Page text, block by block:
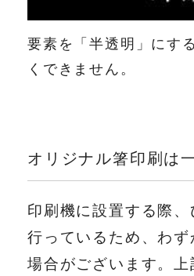
要素を「半透明」にす
くできません。
オリジナル箸印刷は
印刷機に設置する際
行っているため、わ
場合がございます。